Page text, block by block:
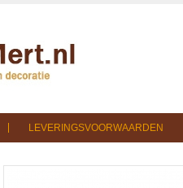
LEVERINGSVOORWAARDEN